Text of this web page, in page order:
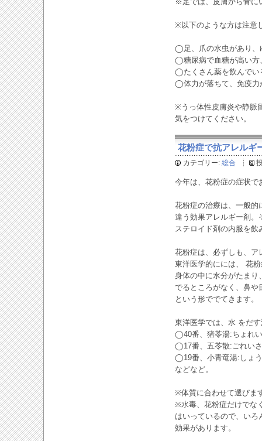
※以下のような方は注意
◯足、爪の水虫があり、
◯糖尿病で血糖が高い方
◯たくさん薬を飲んでい
◯体力が落ちて、免疫力
※うっ体性皮膚炎や静脈
気をつけてください。
花粉症で抗アレルギ
カテゴリー: 総合
今年は、花粉症の症状で
花粉症の治療は、一般的
違う効果アレルギー剤。
ステロイド剤の内服を飲
花粉症は、必ずしも、ア
東洋医学的にには、 花
身体の中に水分がたまり
でるところがなく、鼻や
という形ででてきます。
東洋医学では、水 をだ
◯40番、猪苓湯:ちょれ
◯17番、五苓散:ごれい
◯19番、小青竜湯:しょ
などなど。
※体質に合わせて選びま
※水毒、花粉症だけでな
はいっているので、い
効果があります。